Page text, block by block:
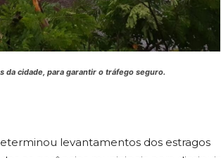
da cidade, para garantir o tráfego seguro.
levantamentos dos estragos